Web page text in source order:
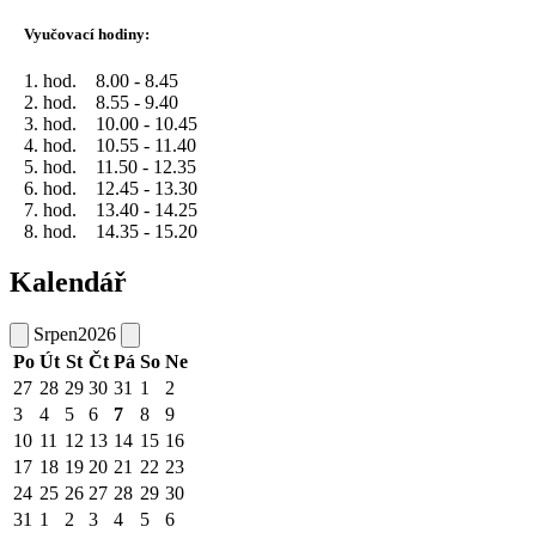
Vyučovací hodiny:
1. hod. 8.00 - 8.45
2. hod. 8.55 - 9.40
3. hod. 10.00 - 10.45
4. hod. 10.55 - 11.40
5. hod. 11.50 - 12.35
6. hod. 12.45 - 13.30
7. hod. 13.40 - 14.25
8. hod. 14.35 - 15.20
Kalendář
Srpen2026
Po Út St Čt Pá So Ne
27 28 29 30 31 1
2
3
4 5 6 7 8
9
10 11 12 13 14 15 16
17 18 19 20 21 22 23
24 25 26 27 28 29 30
31 1 2 3 4 5 6